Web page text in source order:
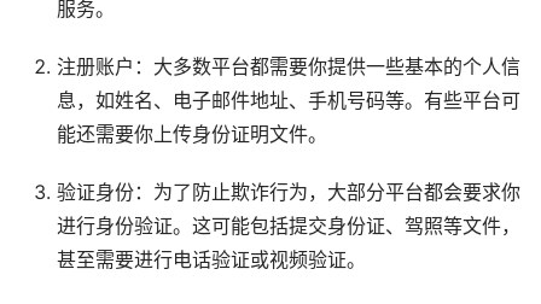
服务。
注册账户：大多数平台都需要你提供一些基本的个人信
息，如姓名、电子邮件地址、手机号码等。有些平台可
能还需要你上传身份证明文件。
验证身份：为了防止欺诈行为，大部分平台都会要求你
进行身份验证。这可能包括提交身份证、驾照等文件，
甚至需要进行电话验证或视频验证。